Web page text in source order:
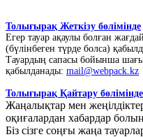
Толығырақ Жеткізу бөлімінде
Егер тауар ақаулы болған
(бүлінбеген түрде болса)
Тауардың сапасы бойынша
қабылданады: mail@webpack.kz
Толығырақ Қайтару бөлімінде
Жаңалықтар мен
оқиғалардан хабардар
Біз сізге соңғы жаңа